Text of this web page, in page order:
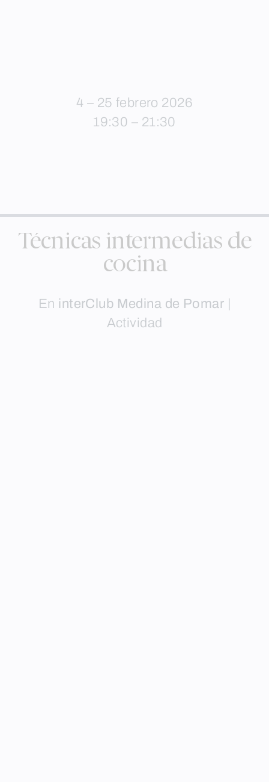
4 – 25 febrero 2026
19:30 – 21:30
Técnicas intermedias de
cocina
En interClub Medina de Pomar
Actividad